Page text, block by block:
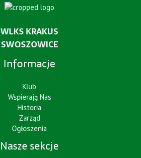
WLKS KRAKUS
SWOSZOWICE
Informacje
Klub
Wspierają Nas
Historia
Zarząd
Ogłoszenia
Nasze sekcje